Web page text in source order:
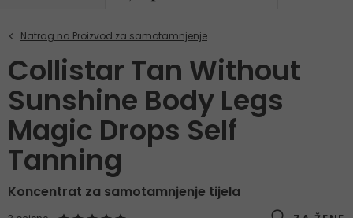
Collistar Tan Without
Sunshine Body Legs
Magic Drops Self
Tanning
Koncentrat za samotamnjenje tijela